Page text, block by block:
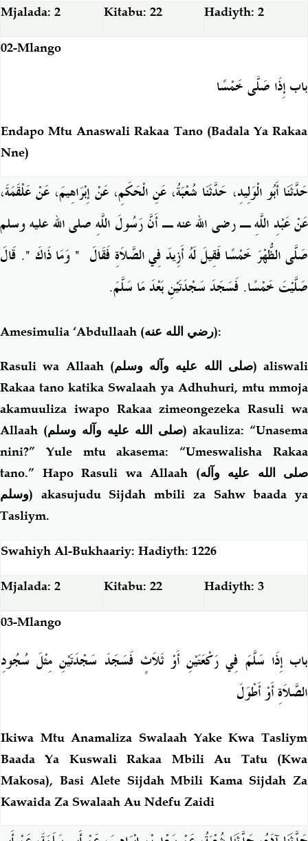
Mjalada: 2 Kitabu: 22 Hadiyth: 2
02-Mlango
باب إِذَا صَلَّى خَمْسًا
Endapo Mtu Anaswali Rakaa Tano (Badala Ya Rakaa
Nne)
حَدَّثَنَا أَبُو الْوَلِيدِ، حَدَّثَنَا شُعْبَةُ، عَنِ الْحَكَمِ، عَنْ إِبْرَاهِيمَ، عَنْ عَلْقَمَةَ،
عَنْ عَبْدِ اللَّهِ ـ رضى الله عنه ـ أَنَّ رَسُولَ اللَّهِ صلى الله عليه وسلم
صَلَّى الظُّهْرَ خَمْسًا فَقِيلَ لَهُ أَزِيدَ فِي الصَّلاَةِ فَقَالَ ‏ " ‏ وَمَا ذَاكَ ‏ "‏‏.‏ قَالَ
صَلَّيْتَ خَمْسًا‏.‏ فَسَجَدَ سَجْدَتَيْنِ بَعْدَ مَا سَلَّمَ‏.‏
Amesimulia ‘Abdullaah (رضي الله عنه):
Rasuli wa Allaah (صلى الله عليه وآله وسلم) aliswali
Rakaa tano katika Swalaah ya Adhuhuri, mtu mmoja
akamuuliza iwapo Rakaa zimeongezeka Rasuli wa
Allaah (صلى الله عليه وآله وسلم) akauliza: “Unasema
nini?” Yule mtu akasema: “Umeswalisha Rakaa
tano.” Hapo Rasuli wa Allaah (صلى الله عليه وآله
وسلم) akasujudu Sijdah mbili za Sahw baada ya
Tasliym.
Swahiyh Al-Bukhaariy: Hadiyth: 1226
Mjalada: 2 Kitabu: 22 Hadiyth: 3
03-Mlango
باب إِذَا سَلَّمَ فِي رَكْعَتَيْنِ أَوْ ثَلاَثٍ فَسَجَدَ سَجْدَتَيْنِ مِثْلَ سُجُودِ
الصَّلاَةِ أَوْ أَطْوَلَ
Ikiwa Mtu Anamaliza Swalaah Yake Kwa Tasliym
Baada Ya Kuswali Rakaa Mbili Au Tatu (Kwa
Makosa), Basi Alete Sijdah Mbili Kama Sijdah Za
Kawaida Za Swalaah Au Ndefu Zaidi